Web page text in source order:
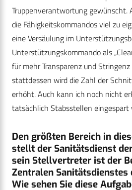
Truppenverantwortung gewünscht.
die Fähigkeitskommandos viel zu
eine Versäulung im
Unterstützungskommando als
für mehr Transparenz und
stattdessen wird die Zahl der
erhöht. Auch kann ich noch nicht
tatsächlich Stabsstellen eingespart
Den größten Bereich in
stellt der Sanitätsdienst
sein Stellvertreter ist der
Zentralen Sanitätsdienstes
Wie sehen Sie diese